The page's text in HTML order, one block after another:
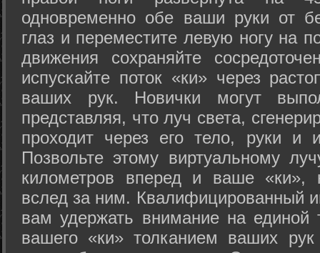
одновременно обе ваши руки от
глаз и переместите левую ногу на
движения сохраняйте
испускайте поток «ки» через
ваших рук. Новички могут
представляя, что луч света,
проходит через его тело, руки и
Позвольте этому виртуальному
километров вперед и ваше «ки»,
вслед за ним. Квалифицированный
вам удержать внимание на единой
вашего «ки» толканием ваших